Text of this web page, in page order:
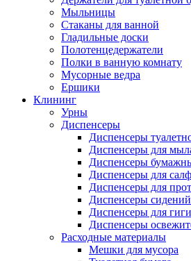
Мыльницы
Стаканы для ванной
Гладильные доски
Полотенцедержатели
Полки в ванную комнату
Мусорные ведра
Ершики
Клининг
Урны
Диспенсеры
Диспенсеры
Диспенсеры для
Диспенсеры
Диспенсеры для
Диспенсеры для
Диспенсеры сидений
Диспенсеры для
Диспенсеры
Расходные материалы
Мешки для мусора